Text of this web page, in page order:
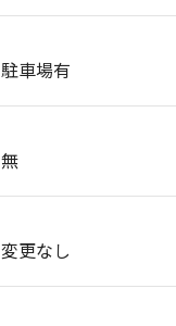
駐車場有
無
変更なし